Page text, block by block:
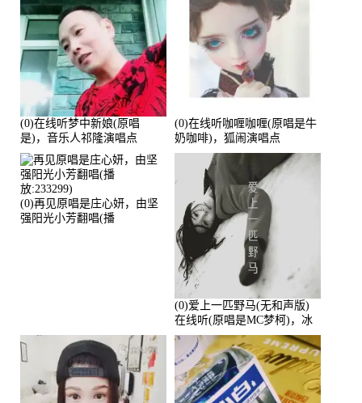
(0)在线听梦中新娘(原唱
是)，音乐人祁隆演唱点
播:2713192次
(0)在线听咖喱咖喱(原唱是牛
奶咖啡)，狐闹演唱点
播:287579次
(0)再见原唱是庄心妍，由坚
强阳光小芳翻唱(播
(0)爱上一匹野马(无和声版)
在线听(原唱是MC梦柯)，冰
鑫Asce演唱点播:178815次